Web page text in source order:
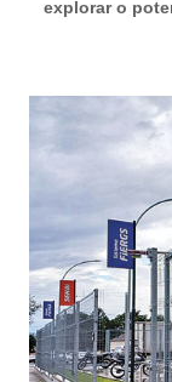
explorar o